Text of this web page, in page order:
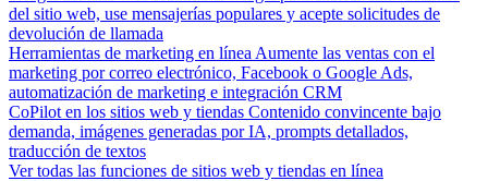
del sitio web, use mensajerías populares y acepte solicitudes de
devolución de llamada
Herramientas de marketing en línea Aumente las ventas con el
marketing por correo electrónico, Facebook o Google Ads,
automatización de marketing e integración CRM
CoPilot en los sitios web y tiendas Contenido convincente bajo
demanda, imágenes generadas por IA, prompts detallados,
traducción de textos
Ver todas las funciones de sitios web y tiendas en línea